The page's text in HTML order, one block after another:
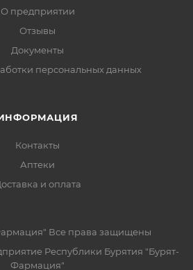
О предприятии
Отзывы
Документы
персональных данных
Контакты
Аптеки
и оплата
Все права защищены
Республики Бурятия "Бурят-
Фармация"